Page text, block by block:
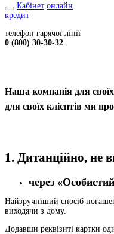
Кабінет онлайн
кредит
телефон гарячої лінії
0 (800) 30-30-32
Наша компанія для
для своїх клієнтів ми
1. Дитанційно, не
через
Найзручніший спосіб
виходячи з дому.
Додавши реквізиті картки